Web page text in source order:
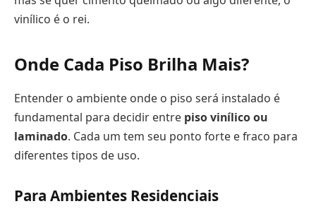
vinílico é o rei.
Onde Cada Piso Brilha Mais?
Entender o ambiente onde o piso será instalado é
fundamental para decidir entre piso vinílico ou
laminado. Cada um tem seu ponto forte e fraco para
diferentes tipos de uso.
Para Ambientes Residenciais